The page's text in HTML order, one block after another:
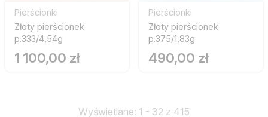
Pierścionki
Złoty pierścionek
p.333/4,54g
1 100,00 zł
Pierścionki
Złoty pierścionek
p.375/1,83g
490,00 zł
Wyświetlane: 1 - 32 z 415